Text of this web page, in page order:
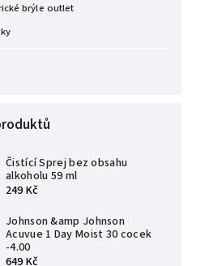
brýle outlet
Čistící Sprej bez obsahu
alkoholu 59 ml
249 Kč
Johnson &amp Johnson
Acuvue 1 Day Moist 30 cocek
-4.00
649 Kč